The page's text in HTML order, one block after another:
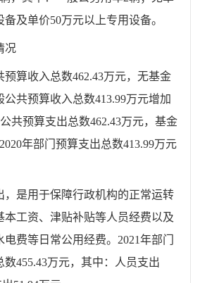
备及单价50万元以上专用设备。
况
预算收入总数462.43万元，无基金
公共预算收入总数413.99万元增加
共预算支出总数462.43万元，基金
2020年部门预算支出总数413.99万元
，是用于保障行政机构的正常运转
本工资、津贴补贴等人员经费以及
费等日常公用经费。 2021年部门
数455.43万元，其中：人员支出